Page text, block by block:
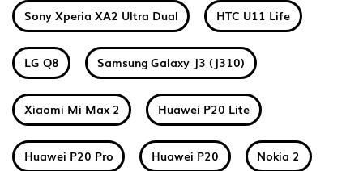
Sony Xperia XA2 Ultra Dual HTC U11 Life
LG Q8 Samsung Galaxy J3 (J310)
Xiaomi Mi Max 2 Huawei P20 Lite
Huawei P20 Pro Huawei P20 Nokia 2